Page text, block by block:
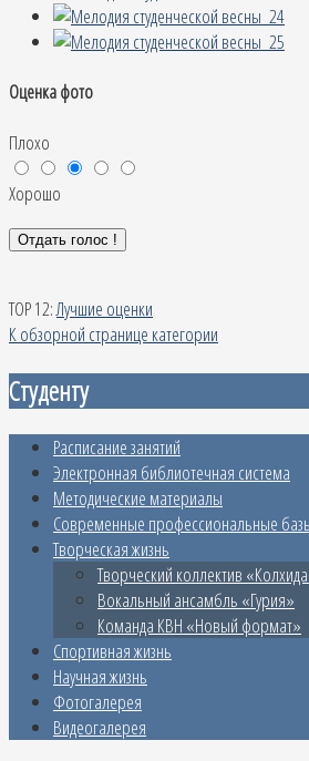
Оценка фото
Плохо
Хорошо
TOP 12:Лучшие оценки
К обзорной странице категории
Студенту
Расписание занятий
Электронная библиотечная система
Методические материалы
Современные профессиональные
Творческая жизнь
Творческий коллектив
Вокальный ансамбль «Гурия»
Команда КВН «Новый формат»
Спортивная жизнь
Научная жизнь
Фотогалерея
Видеогалерея